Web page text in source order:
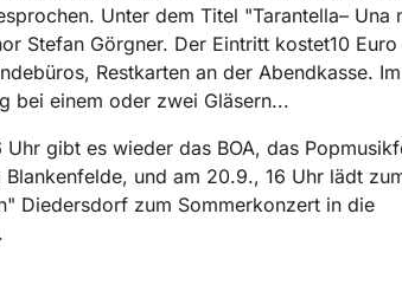
Unter dem Titel "Tarantella– Una
Stefan Görgner. Der Eintritt kostet10 Euro
Restkarten an der Abendkasse. Im
bei einem oder zwei Gläsern...
Uhr gibt es wieder das BOA, das
Blankenfelde, und am 20.9., 16 Uhr lädt
Diedersdorf zum Sommerkonzert in die